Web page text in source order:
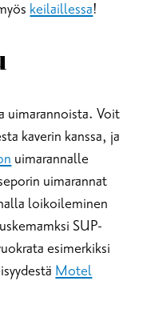
keilaillessa!
uimarannoista. Voit
kaverin kanssa, ja
uimarannalle
uimarannat
loikoileminen
SUP-
esimerkiksi
Motel